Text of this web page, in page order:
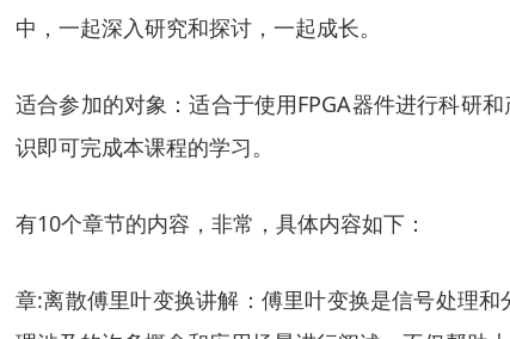
中，一起深入研究和探讨，一起成长。
适合参加的对象：适合于使用FPGA器件进行科研
识即可完成本课程的学习。
有10个章节的内容，非常，具体内容如下：
章:离散傅里叶变换讲解：傅里叶变换是信号处理